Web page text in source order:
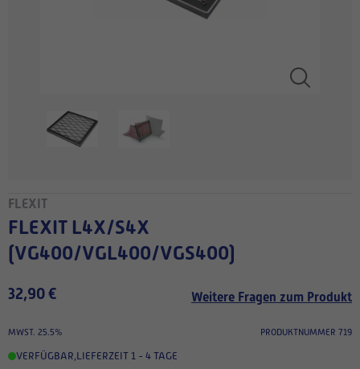
FLEXIT
FLEXIT L4X/S4X
(VG400/VGL400/VGS400)
32,90 € Weitere Fragen zum Produkt
MWST. 25.5% PRODUKTNUMMER 719
VERFÜGBAR,LIEFERZEIT 1 - 4 TAGE